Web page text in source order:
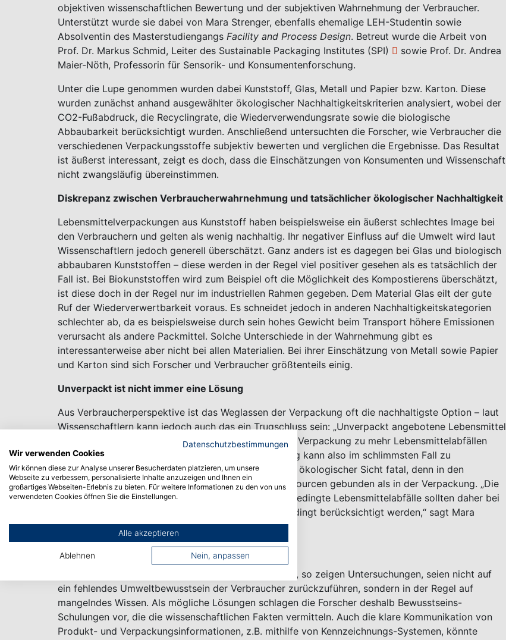
objektiven wissenschaftlichen Bewertung und der subjektiven Wahrnehmung der Verbraucher.
Unterstützt wurde sie dabei von Mara Strenger, ebenfalls ehemalige LEH-Studentin sowie
Absolventin des Masterstudiengangs Facility and Process Design. Betreut wurde die Arbeit von
Prof. Dr. Markus Schmid, Leiter des Sustainable Packaging Institutes (SPI)
sowie Prof. Dr. Andrea
Maier-Nöth, Professorin für Sensorik- und Konsumentenforschung.
Unter die Lupe genommen wurden dabei Kunststoff, Glas, Metall und Papier bzw. Karton. Diese
wurden zunächst anhand ausgewählter ökologischer Nachhaltigkeitskriterien analysiert, wobei der
CO2-Fußabdruck, die Recyclingrate, die Wiederverwendungsrate sowie die biologische
Abbaubarkeit berücksichtigt wurden. Anschließend untersuchten die Forscher, wie Verbraucher die
verschiedenen Verpackungsstoffe subjektiv bewerten und verglichen die Ergebnisse. Das Resultat
ist äußerst interessant, zeigt es doch, dass die Einschätzungen von Konsumenten und Wissenschaft
nicht zwangsläufig übereinstimmen.
Diskrepanz zwischen Verbraucherwahrnehmung und tatsächlicher ökologischer Nachhaltigkeit
Lebensmittelverpackungen aus Kunststoff haben beispielsweise ein äußerst schlechtes Image bei
den Verbrauchern und gelten als wenig nachhaltig. Ihr negativer Einfluss auf die Umwelt wird laut
Wissenschaftlern jedoch generell überschätzt. Ganz anders ist es dagegen bei Glas und biologisch
abbaubaren Kunststoffen – diese werden in der Regel viel positiver gesehen als es tatsächlich der
Fall ist. Bei Biokunststoffen wird zum Beispiel oft die Möglichkeit des Kompostierens überschätzt,
ist diese doch in der Regel nur im industriellen Rahmen gegeben. Dem Material Glas eilt der gute
Ruf der Wiederverwertbarkeit voraus. Es schneidet jedoch in anderen Nachhaltigkeitskategorien
schlechter ab, da es beispielsweise durch sein hohes Gewicht beim Transport höhere Emissionen
verursacht als andere Packmittel. Solche Unterschiede in der Wahrnehmung gibt es
interessanterweise aber nicht bei allen Materialien. Bei ihrer Einschätzung von Metall sowie Papier
und Karton sind sich Forscher und Verbraucher größtenteils einig.
Unverpackt ist nicht immer eine Lösung
Aus Verbraucherperspektive ist das Weglassen der Verpackung oft die nachhaltigste Option – laut
Wissenschaftlern kann jedoch auch das ein Trugschluss sein: „Unverpackt angebotene Lebensmittel
können aufgrund fehlender Schutzfunktion durch die Verpackung zu mehr Lebensmittelabfällen
führen,“ so Markus Schmid. Eine fehlende Verpackung kann also im schlimmsten Fall zu
Lebensmittelverschwendung führen – und das ist aus ökologischer Sicht fatal, denn in den
Lebensmitteln selbst sind in der Regel viel mehr Ressourcen gebunden als in der Verpackung. „Die
indirekten Umweltauswirkungen durch verpackungsbedingte Lebensmittelabfälle sollten daher bei
einer ganzheitlichen Nachhaltigkeitsbewertung unbedingt berücksichtigt werden,“ sagt Mara
Strenger.
Was tun gegen die Fehleinschätzung?
Diese unterschiedlichen Nachhaltigkeitsbewertungen, so zeigen Untersuchungen, seien nicht auf
ein fehlendes Umweltbewusstsein der Verbraucher zurückzuführen, sondern in der Regel auf
mangelndes Wissen. Als mögliche Lösungen schlagen die Forscher deshalb Bewusstseins-
Schulungen vor, die die wissenschaftlichen Fakten vermitteln. Auch die klare Kommunikation von
Produkt- und Verpackungsinformationen, z.B. mithilfe von Kennzeichnungs-Systemen, könnte
Datenschutzbestimmungen
Wir verwenden Cookies
Wir können diese zur Analyse unserer Besucherdaten platzieren, um unsere
Webseite zu verbessern, personalisierte Inhalte anzuzeigen und Ihnen ein
großartiges Webseiten-Erlebnis zu bieten. Für weitere Informationen zu den von uns
verwendeten Cookies öffnen Sie die Einstellungen.
Alle akzeptieren
Ablehnen Nein, anpassen